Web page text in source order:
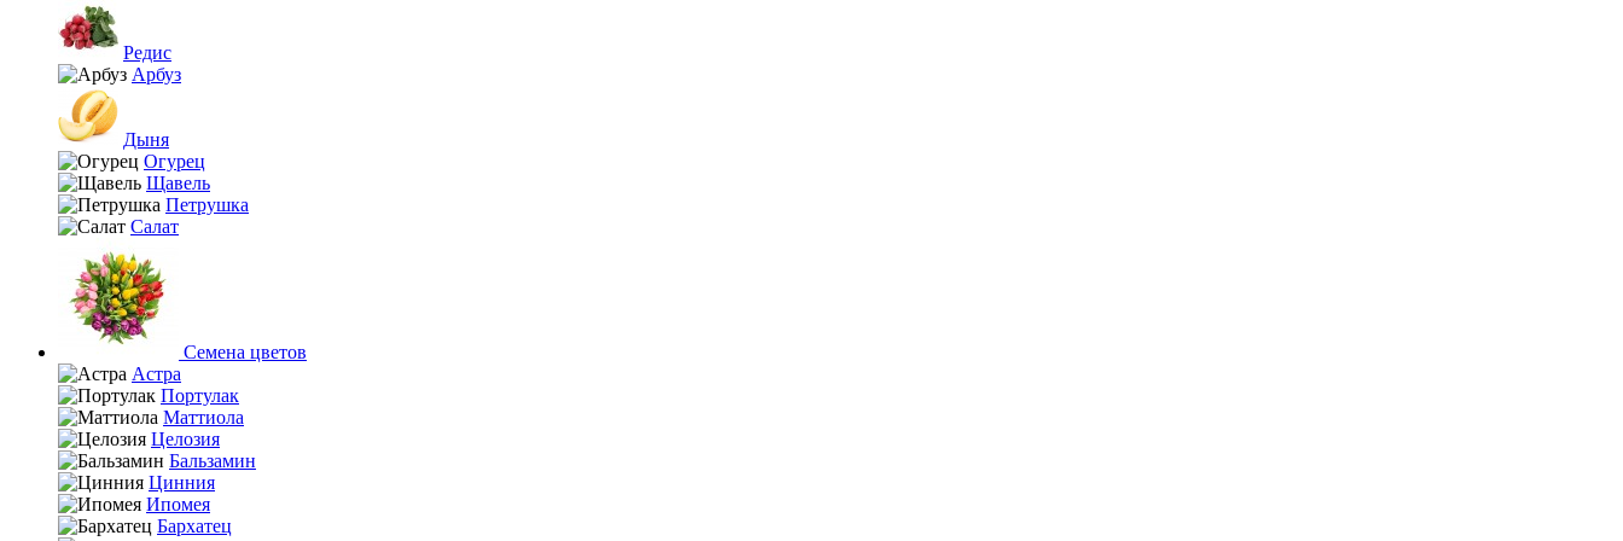
Редис
Арбуз
Дыня
Огурец
Щавель
Петрушка
Салат
Семена цветов
Астра
Портулак
Маттиола
Целозия
Бальзамин
Цинния
Ипомея
Бархатец